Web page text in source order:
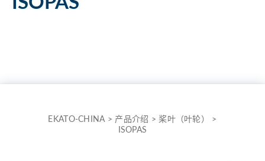
the
EKATO-CHINA > 产品介绍 > 桨叶（叶轮）
>
ISOPAS